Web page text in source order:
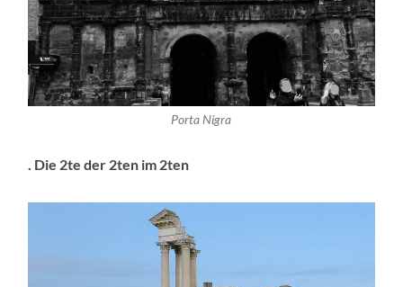
Porta Nigra
. Die 2te der 2ten im 2ten